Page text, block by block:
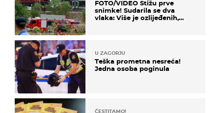
FOTO/VIDEO Stižu prve
snimke! Sudarila se dva
vlaka: Više je ozlijeđenih,
U ZAGORJU
Teška prometna nesreća!
Jedna osoba poginula
ČESTITAMO!